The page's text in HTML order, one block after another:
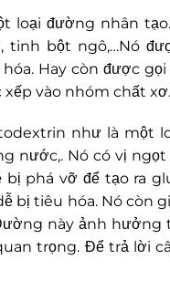
loại đường nhân
bột ngô,…Nó
Hay còn được gọi
vào nhóm chất xơ.
nhưlà một
nước,. Nó có vị
bị phá vỡ để tạo ra
bị tiêu hóa. Nó còn
này ảnh hưởng
trọng. Để trả lời